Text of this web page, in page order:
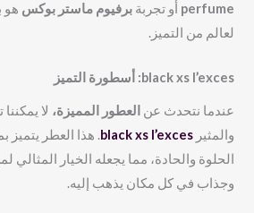
perfume أو تجربةبرفيوم ماستر بوكس هو
لعالم من التميز.
black xs l’exces: أسطورة التميز
عندما نتحدث عن العطور المميزة، لا
والمثيرblack xs l’exces. هذا العطر يتميز
الحلوة والحادة، مما يجعله الخيار
وجذاب في كل مكان يذهب إليه.